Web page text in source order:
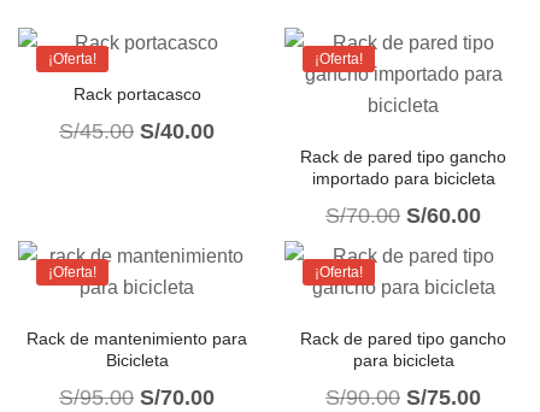
¡Oferta!
Rack portacasco
S/45.00 S/40.00
¡Oferta!
Rack de pared tipo gancho
importado para bicicleta
S/70.00 S/60.00
¡Oferta!
Rack de mantenimiento para
Bicicleta
S/95.00 S/70.00
¡Oferta!
Rack de pared tipo gancho
para bicicleta
S/90.00 S/75.00